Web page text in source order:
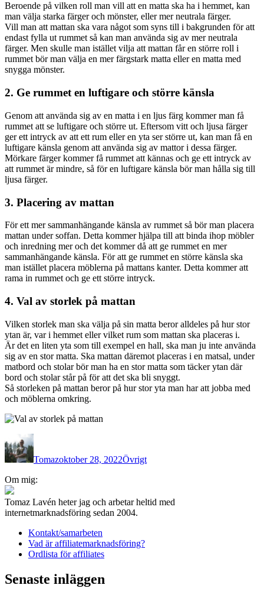
Beroende på vilken roll man vill att en matta ska ha i hemmet, kan
man välja starka färger och mönster, eller mer neutrala färger.
Vill man att mattan ska vara något som syns till i bakgrunden för att
endast fylla ut rummet så kan man använda sig av mer neutrala
färger. Men skulle man istället vilja att mattan får en större roll i
rummet bör man välja en mer färgstark matta eller en matta med
snygga mönster.
2. Ge rummet en luftigare och större känsla
Genom att använda sig av en matta i en ljus färg kommer man få
rummet att se luftigare och större ut. Eftersom vitt och ljusa färger
ger ett intryck av att ett rum eller en yta ser större ut, kan man få en
luftigare känsla genom att använda sig av mattor i dessa färger.
Mörkare färger kommer få rummet att kännas och ge ett intryck av
att rummet är mindre, så för en luftigare känsla bör man hålla sig till
ljusa färger.
3. Placering av mattan
För ett mer sammanhängande känsla av rummet så bör man placera
mattan under soffan. Detta kommer hjälpa till att binda ihop möbler
och inredning mer och det kommer då att ge rummet en mer
sammanhängande känsla. För att ge rummet en större känsla ska
man istället placera möblerna på mattans kanter. Detta kommer att
rama in rummet och ge ett större intryck.
4. Val av storlek på mattan
Vilken storlek man ska välja på sin matta beror alldeles på hur stor
ytan är, var i hemmet eller vilket rum som mattan ska placeras i.
Är det en liten yta som till exempel en hall, ska man ju inte använda
sig av en stor matta. Ska mattan däremot placeras i en matsal, under
matbord och stolar bör man ha en stor matta som täcker ytan där
bord och stolar står på för att det ska bli snyggt.
Så storleken på mattan beror på hur stor yta man har att jobba med
och möblerna omkring.
Författare
Tomazoktober 28, 2022Övrigt
Om mig:
Tomaz Lavén heter jag och arbetar heltid med
internetmarknadsföring sedan 2004.
Kontakt/samarbeten
Vad är affiliatemarknadsföring?
Ordlista för affiliates
Senaste inläggen